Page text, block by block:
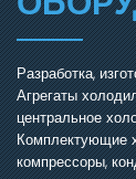
Добавить
Нажимая
данных.
Разработка,
Агрегаты
центральное
Комплектующие
компрессоры,